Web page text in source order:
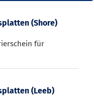
(Shore)
für
(Leeb)